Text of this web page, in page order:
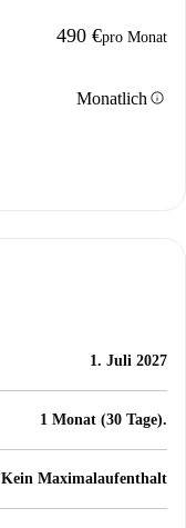
490 €pro Monat
Monatlich info
1. Juli 2027
1 Monat (30 Tage).
Kein Maximalaufenthalt